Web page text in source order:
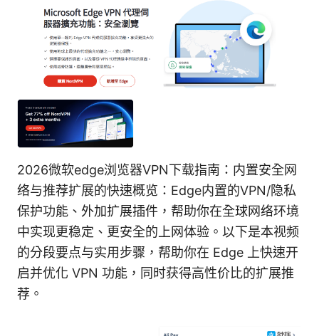
2026微软edge浏览器VPN下载指南：内置安全网
络与推荐扩展的快速概览：Edge内置的VPN/隐私
保护功能、外加扩展插件，帮助你在全球网络环境
中实现更稳定、更安全的上网体验。以下是本视频
的分段要点与实用步骤，帮助你在 Edge 上快速开
启并优化 VPN 功能，同时获得高性价比的扩展推
荐。